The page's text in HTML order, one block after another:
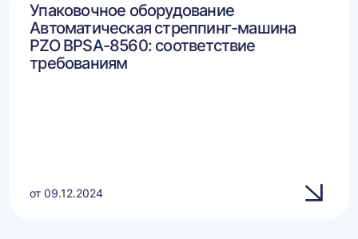
Упаковочное оборудование
Автоматическая стреппинг-машина
PZO BPSA-8560: соответствие
требованиям
от 09.12.2024